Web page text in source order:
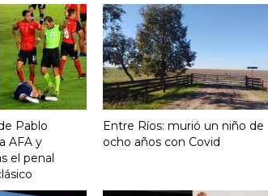
Pablo
AFA y
el penal
Entre Ríos: murió un niño de
ocho años con Covid